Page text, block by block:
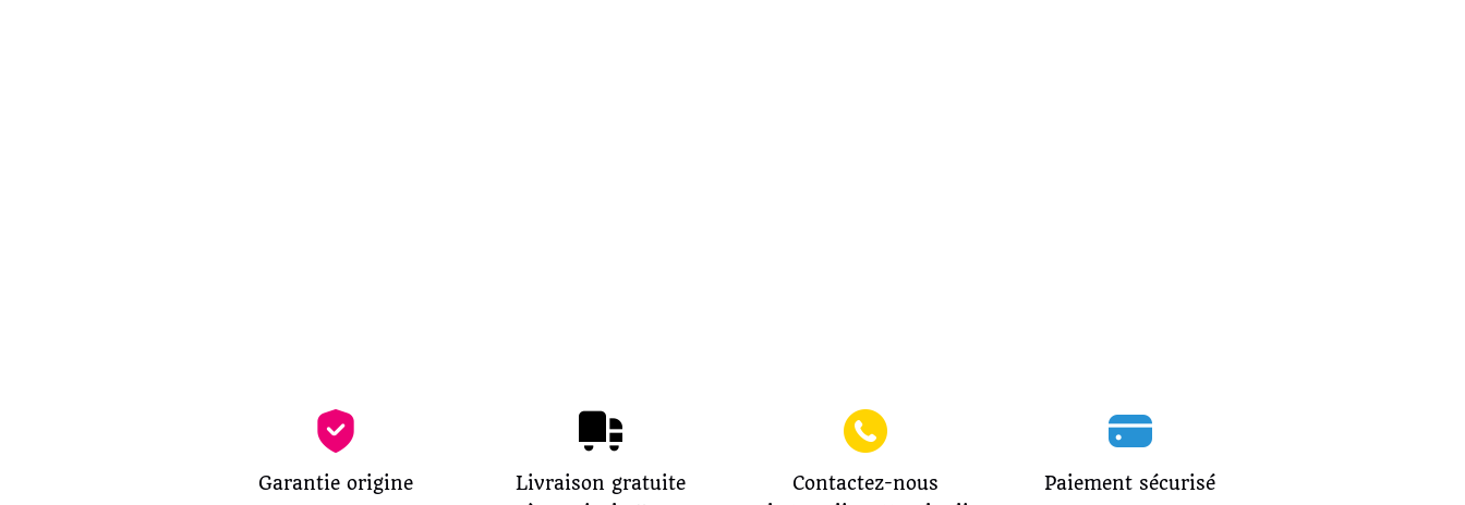
Garantie origine
Livraison gratuite
Paiement sécurisé
Contactez-nous